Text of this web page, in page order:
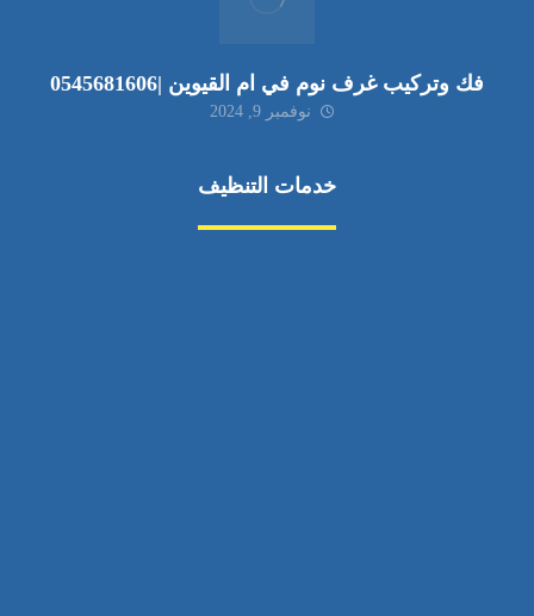
فك وتركيب غرف نوم في ام القيوين |0545681606
نوفمبر 9, 2024
خدمات التنظيف